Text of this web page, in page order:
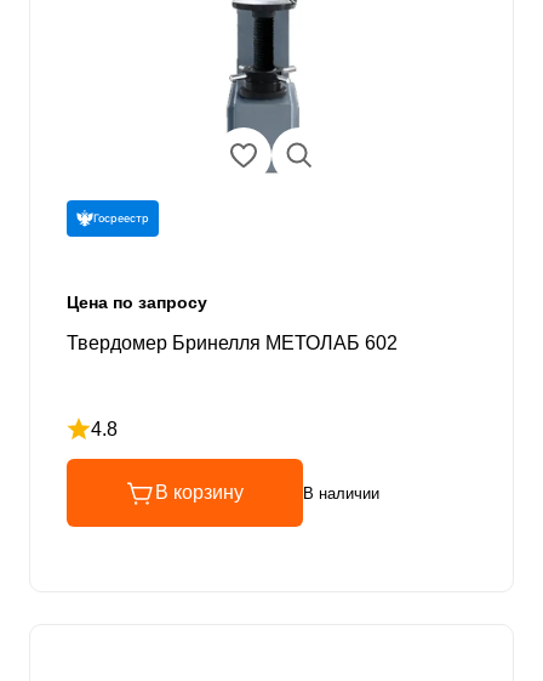
Госреестр
Цена по запросу
Твердомер Бринелля МЕТОЛАБ 602
4.8
Рейтинг 4.8 из 5
В корзину В наличии